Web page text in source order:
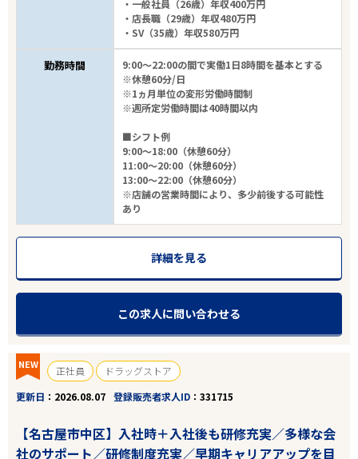
・一般社員（26歳）年収400万円
・店長職（29歳）年収480万円
・SV（35歳）年収580万円
勤務時間
9:00～22:00の間で実働1日8時間を基本とする
※休憩60分/日
※1ヵ月単位の変形労働時間制
※週所定労働時間は40時間以内
■シフト例
9:00～18:00（休憩60分）
11:00～20:00（休憩60分）
13:00～22:00（休憩60分）
※店舗の営業時間により、多少前後する可能性
あり
詳細を見る
この求人に問い合わせる
NEW 正社員
ドラッグストア
更新日
2026.08.07 登録販売者求人ID 331715
【名古屋市中区】入社時＋入社後も研修充実／多様な会
社のサポート／研修制度充実／早期キャリアアップを目